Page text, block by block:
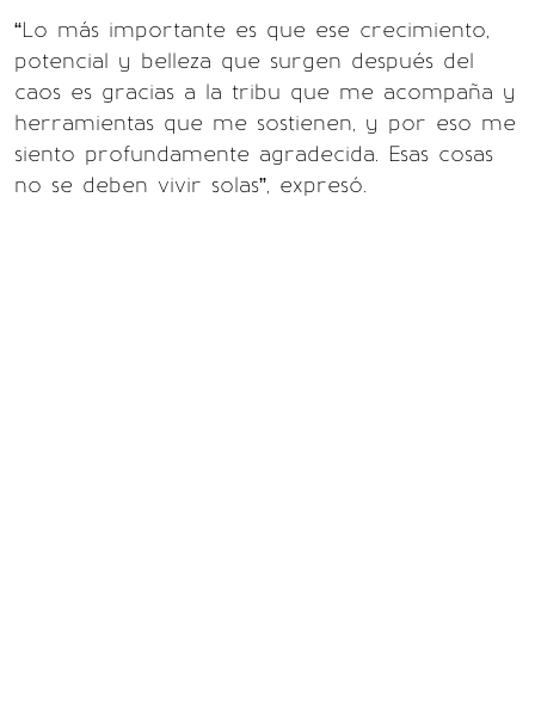
“Lo más importante es que ese crecimiento,
potencial y belleza que surgen después del
caos es gracias a la tribu que me acompaña y
herramientas que me sostienen, y por eso me
siento profundamente agradecida. Esas cosas
no se deben vivir solas”, expresó.